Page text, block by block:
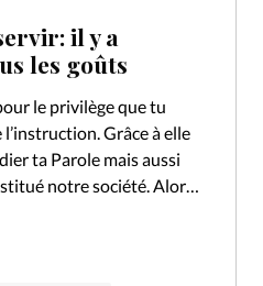
il y a
les goûts
le privilège que tu
l’instruction. Grâce à elle
ta Parole mais aussi
notre société. Alors,